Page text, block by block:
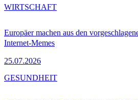
Europäer machen aus den
Internet-Memes
25.07.2026
WIRTSCHAFT
GESUNDHEIT